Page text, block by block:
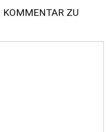
KOMMENTAR ZU